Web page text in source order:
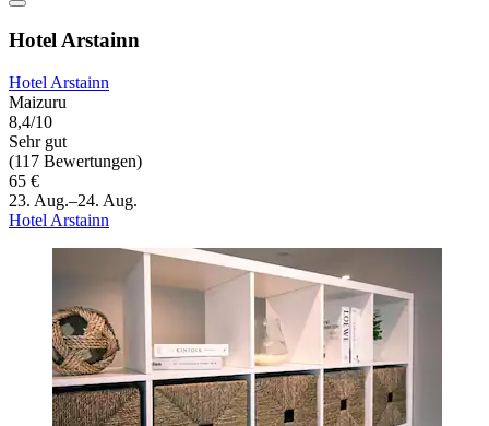
Hotel Arstainn
Hotel Arstainn
Maizuru
8,4/10
Sehr gut
(117 Bewertungen)
65 €
23. Aug.–24. Aug.
Hotel Arstainn